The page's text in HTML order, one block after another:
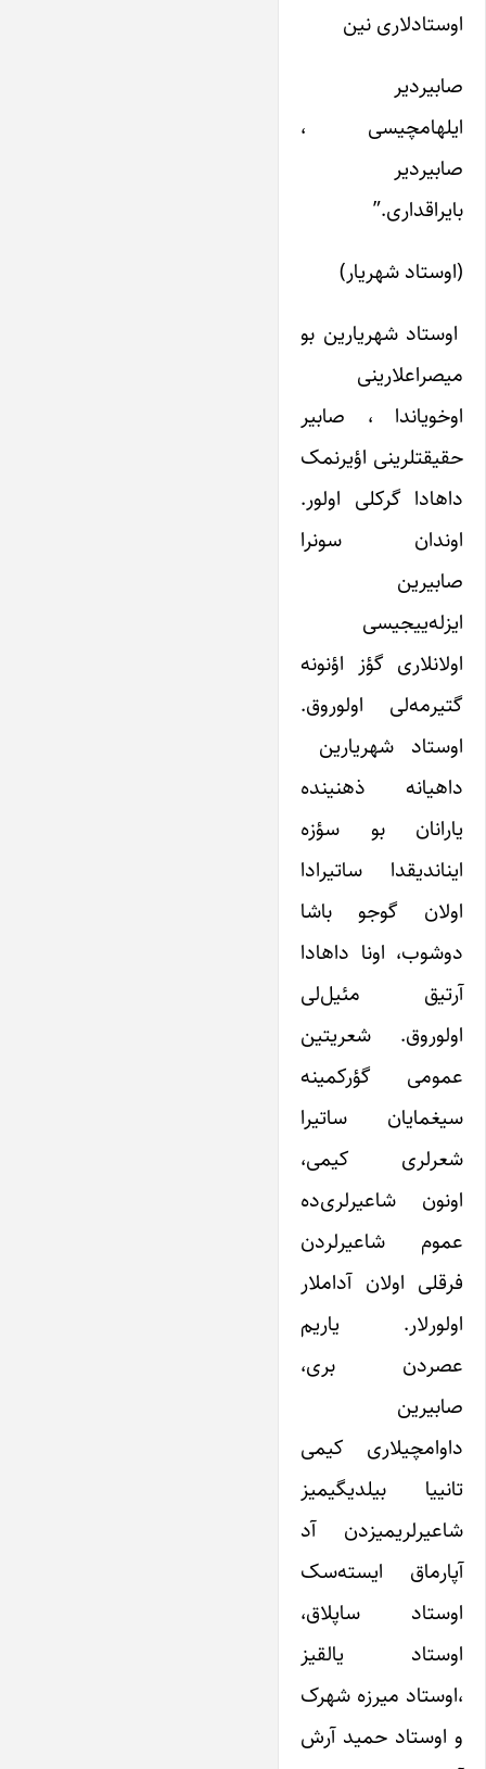
اوستادلاری نین
صابیردیر
ایلهامچیسی ،
صابیردیر
بایراقداری.”
(اوستاد شهریار)
اوستاد شهریارین بو
میصراعلارینی
اوخویاندا ، صابیر
حقیقتلرینی اؤیرنمک
داهادا گرکلی اولور.
اوندان سونرا
صابیرین
ایزله‌ییجیسی
اولانلاری گؤز اؤنونه
گتیرمه‌لی اولوروق.
اوستاد شهریارین
داهیانه ذهنینده
یارانان بو سؤزه
ایناندیقدا ساتیرادا
اولان گوجو باشا
دوشوب، اونا داهادا
آرتیق مئیل‌لی
اولوروق. شعریتین
عمومی گؤرکمینه
سیغمایان ساتیرا
شعرلری کیمی،
اونون شاعیرلری‌ده
عموم شاعیرلردن
فرقلی اولان آداملار
اولورلار. یاریم
عصردن بری،
صابیرین
داوامچیلاری کیمی
تانییا بیلدیگیمیز
شاعیرلریمیزدن آد
آپارماق ایسته‌سک
اوستاد ساپلاق،
اوستاد یالقیز
،اوستاد میرزه شهرک
و اوستاد حمید آرش